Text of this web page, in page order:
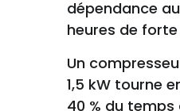
dépendance
heures de
Un
1,5 kW tourne
40 % du